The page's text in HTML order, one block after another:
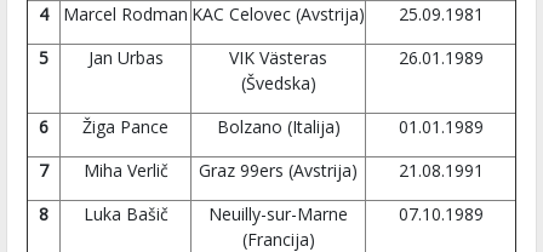
4 Marcel Rodman KAC Celovec (Avstrija)
25.09.1981
5
Jan Urbas
VIK Västeras
(Švedska)
26.01.1989
6 Žiga Pance Bolzano (Italija)
01.01.1989
7
Miha Verlič Graz 99ers (Avstrija)
21.08.1991
8
Luka Bašič
Neuilly-sur-Marne
(Francija)
07.10.1989